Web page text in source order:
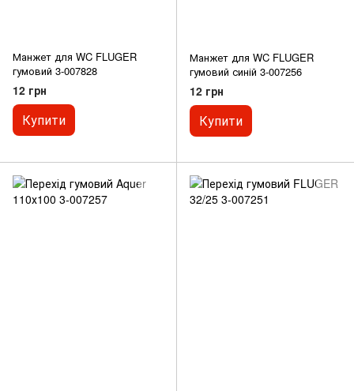
Манжет для WC FLUGER
гумовий 3-007828
12 грн
Купити
Манжет для WC FLUGER
гумовий синій 3-007256
12 грн
Купити